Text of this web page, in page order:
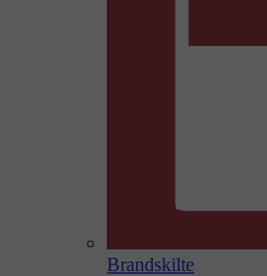
Brandskilte